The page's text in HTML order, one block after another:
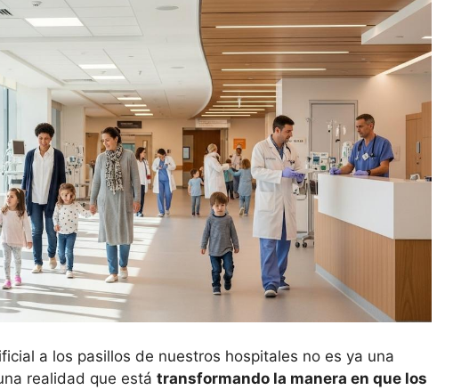
a los pasillos de nuestros hospitales no es ya una
realidad que está transformando la manera en que los